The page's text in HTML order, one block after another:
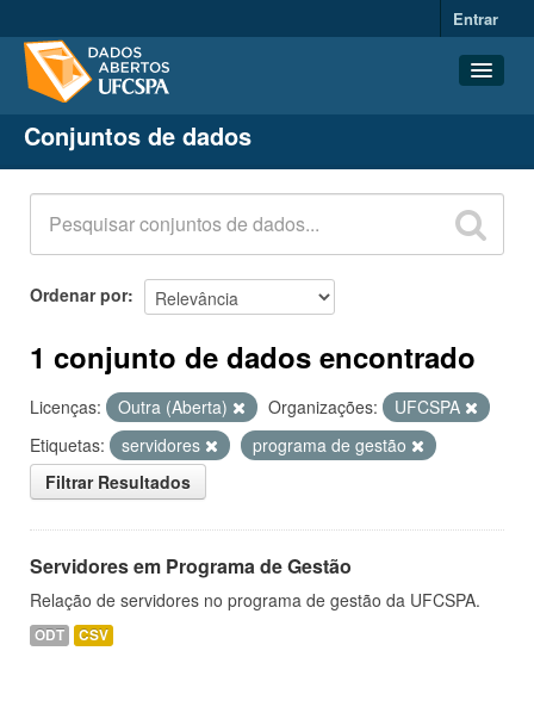
Entrar
Conjuntos de dados
Organizações
Grupos
Sobre
Conjuntos de dados
Ordenar por
1 conjunto de dados encontrado
Licenças: Outra (Aberta) Organizações:
UFCSPA
Etiquetas:
servidores
programa de gestão
Filtrar Resultados
Servidores em Programa de Gestão
Relação de servidores no programa de gestão da UFCSPA.
ODT CSV